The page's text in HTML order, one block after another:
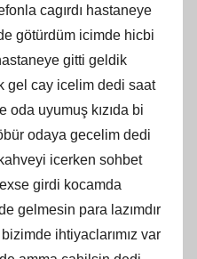
cagırdı hastaneye
götürdüm icimde hicbi
gitti geldik
gel cay icelim dedi saat
oda uyumuş kızıda bi
odaya gecelim dedi
icerken sohbet
girdi kocamda
gelmesin para lazımdır
ihtiyaclarımız var